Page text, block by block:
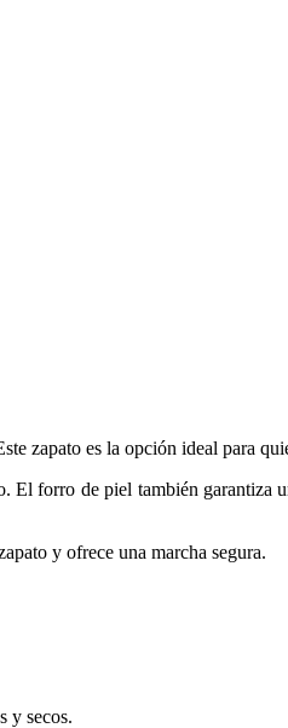
zapato es la opción ideal para
forro de piel también garantiza
y ofrece una marcha segura.
y secos.